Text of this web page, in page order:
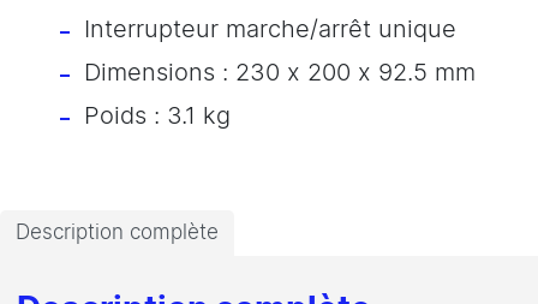
Interrupteur marche/arrêt unique
Dimensions : 230 x 200 x 92.5 mm
Poids : 3.1 kg
Description complète